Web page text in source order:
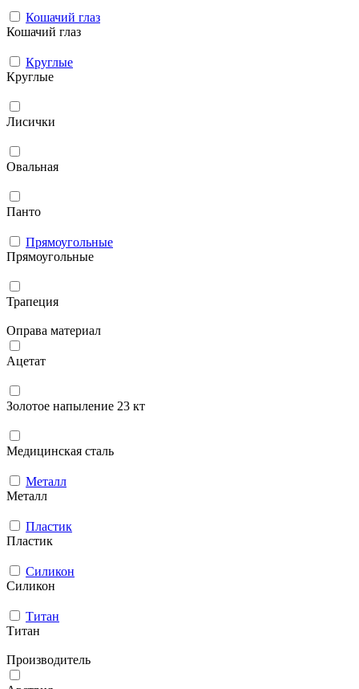
Кошачий глаз
Кошачий глаз
Круглые
Круглые
Лисички
Овальная
Панто
Прямоугольные
Прямоугольные
Трапеция
Оправа материал
Ацетат
Золотое напыление 23 кт
Медицинская сталь
Металл
Металл
Пластик
Пластик
Силикон
Силикон
Титан
Титан
Производитель